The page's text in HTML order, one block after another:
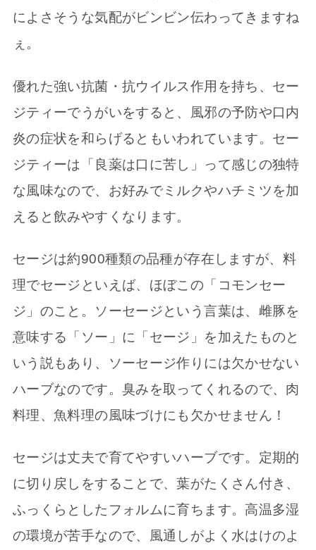
によさそうな気配がビンビン伝わってきますね
ぇ。
優れた強い抗菌・抗ウイルス作用を持ち、セー
ジティーでうがいをすると、風邪の予防や口内
炎の症状を和らげるともいわれています。セー
ジティーは「良薬は口に苦し」って感じの独特
な風味なので、お好みでミルクやハチミツを加
えると飲みやすくなります。
セージは約900種類の品種が存在しますが、料
理でセージといえば、ほぼこの「コモンセー
ジ」のこと。ソーセージという言葉は、雌豚を
意味する「ソー」に「セージ」を加えたものと
いう説もあり、ソーセージ作りには欠かせない
ハーブなのです。臭みを取ってくれるので、肉
料理、魚料理の風味づけにも欠かせません！
セージは丈夫で育てやすいハーブです。定期的
に切り戻しをすることで、葉がたくさん付き、
ふっくらとしたフォルムに育ちます。高温多湿
の環境が苦手なので、風通しがよく水はけのよ